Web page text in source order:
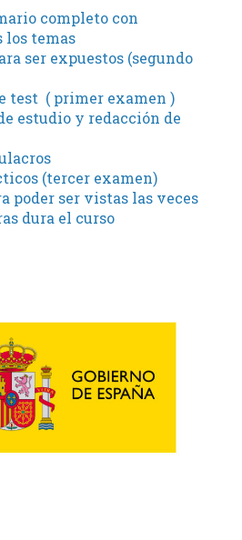
completo con
los temas
ser expuestos (segundo
test ( primer examen )
estudio y redacción de
(tercer examen)
poder ser vistas las veces
dura el curso